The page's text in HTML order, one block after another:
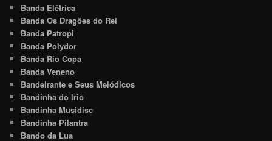
Banda Elétrica
Banda Os Dragões do Rei
Banda Patropi
Banda Polydor
Banda Rio Copa
Banda Veneno
Bandeirante e Seus Melódicos
Bandinha do Irio
Bandinha Musidisc
Bandinha Pilantra
Bando da Lua